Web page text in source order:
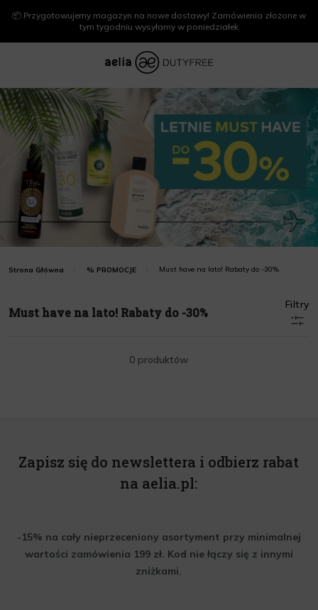
📦 Przygotowujemy magazyn na nowe dostawy! Zamówienia złożone w
tym tygodniu wysyłamy w poniedziałek
Strona Główna % PROMOCJE Must have na lato! Rabaty do -30%
Must have na lato! Rabaty do -30%
Filtry
0 produktów
Zapisz się do newslettera i odbierz rabat
na aelia.pl:
-15% na cały nieprzeceniony asortyment przy minimalnej
wartości zamówienia 199 zł. Kod nie łączy się z innymi
zniżkami.